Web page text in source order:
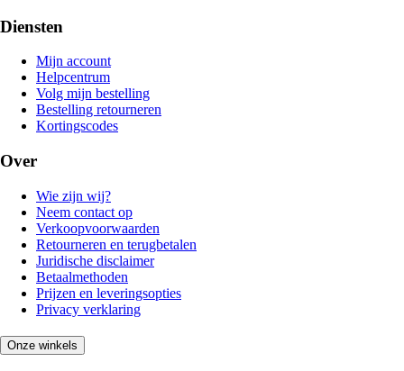
Diensten
Mijn account
Helpcentrum
Volg mijn bestelling
Bestelling retourneren
Kortingscodes
Over
Wie zijn wij?
Neem contact op
Verkoopvoorwaarden
Retourneren en terugbetalen
Juridische disclaimer
Betaalmethoden
Prijzen en leveringsopties
Privacy verklaring
Onze winkels